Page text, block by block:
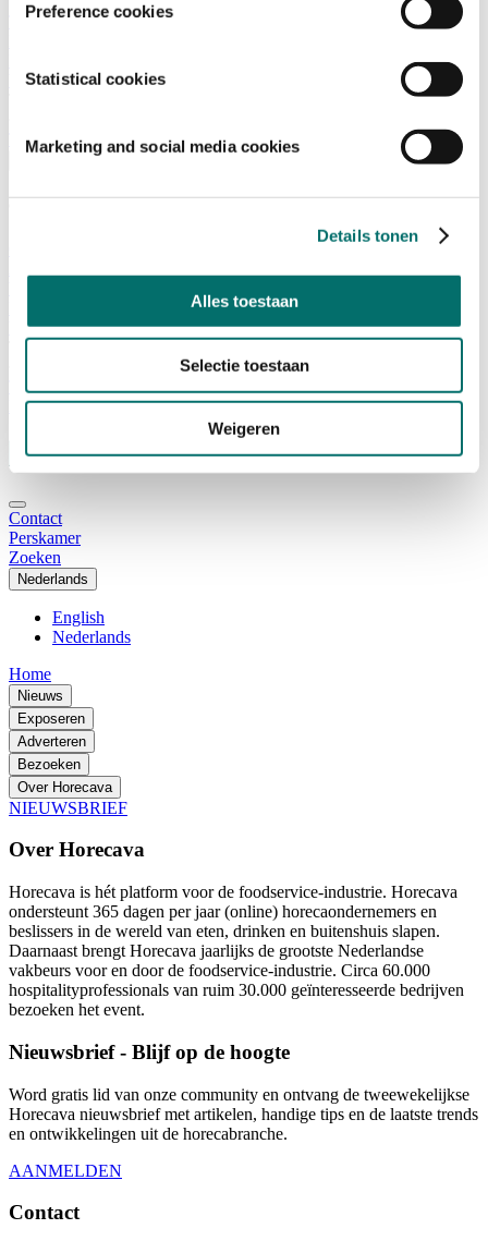
Preference cookies
Statistical cookies
Marketing and social media cookies
Details tonen
Alles toestaan
Selectie toestaan
Weigeren
Tickets
Veelgestelde Vragen
TICKETS HORECAVA
Over Horecava
Vacatures
Ticket kopen voor Horecava
TICKETS HORECAVA
NIEUWSBRIEF
Contact
Perskamer
Zoeken
Nederlands
English
Nederlands
Home
Nieuws
Exposeren
Adverteren
Bezoeken
Over Horecava
NIEUWSBRIEF
Over Horecava
Horecava is hét platform voor de foodservice-industrie. Horecava
ondersteunt 365 dagen per jaar (online) horecaondernemers en
beslissers in de wereld van eten, drinken en buitenshuis slapen.
Daarnaast brengt Horecava jaarlijks de grootste Nederlandse
vakbeurs voor en door de foodservice-industrie. Circa 60.000
hospitalityprofessionals van ruim 30.000 geïnteresseerde bedrijven
bezoeken het event.
Nieuwsbrief - Blijf op de hoogte
Word gratis lid van onze community en ontvang de tweewekelijkse
Horecava nieuwsbrief met artikelen, handige tips en de laatste trends
en ontwikkelingen uit de horecabranche.
AANMELDEN
Contact